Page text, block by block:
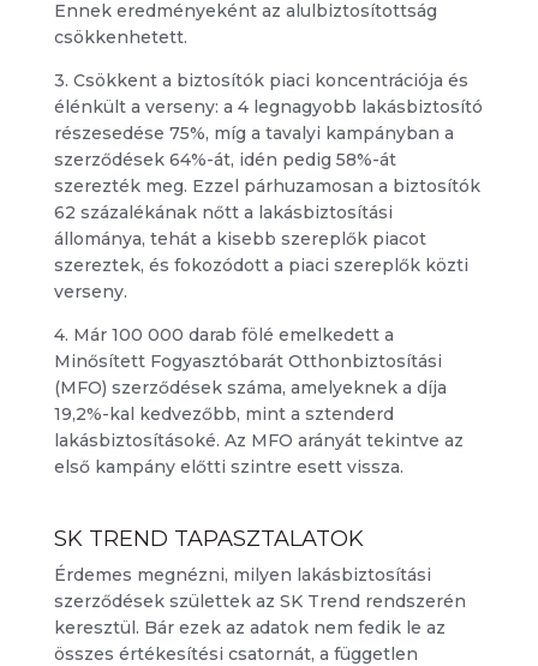
Ennek eredményeként az alulbiztosítottság
csökkenhetett.
3. Csökkent a biztosítók piaci koncentrációja és
élénkült a verseny: a 4 legnagyobb lakásbiztosító
részesedése 75%, míg a tavalyi kampányban a
szerződések 64%-át, idén pedig 58%-át
szerezték meg. Ezzel párhuzamosan a biztosítók
62 százalékának nőtt a lakásbiztosítási
állománya, tehát a kisebb szereplők piacot
szereztek, és fokozódott a piaci szereplők közti
verseny.
4. Már 100 000 darab fölé emelkedett a
Minősített Fogyasztóbarát Otthonbiztosítási
(MFO) szerződések száma, amelyeknek a díja
19,2%-kal kedvezőbb, mint a sztenderd
lakásbiztosításoké. Az MFO arányát tekintve az
első kampány előtti szintre esett vissza.
SK TREND TAPASZTALATOK
Érdemes megnézni, milyen lakásbiztosítási
szerződések születtek az SK Trend rendszerén
keresztül. Bár ezek az adatok nem fedik le az
összes értékesítési csatornát, a független